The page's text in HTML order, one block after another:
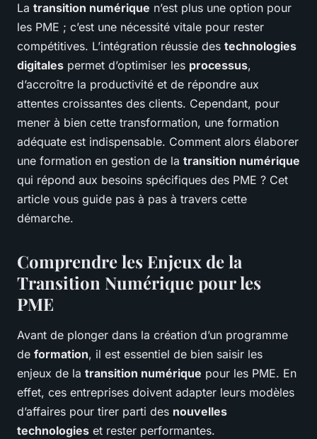
La transition numérique n’est plus une option pour
les PME ; c’est une nécessité vitale pour rester
compétitives. L’intégration réussie des technologies
digitales permet d’optimiser les processus,
d’accroître la productivité et de répondre aux
attentes croissantes des clients. Cependant, pour
mener à bien cette transformation, une formation
adéquate est indispensable. Comment alors élaborer
une formation en gestion de la transition numérique
qui répond aux besoins spécifiques des PME ? Cet
article vous guide pas à pas à travers cette
démarche.
Comprendre les Enjeux de la
Transition Numérique pour les
PME
Avant de plonger dans la création d’un programme
de formation, il est essentiel de bien saisir les
enjeux de la transition numérique pour les PME. En
effet, ces entreprises doivent adapter leurs modèles
d’affaires pour tirer parti des nouvelles
technologies et rester performantes.